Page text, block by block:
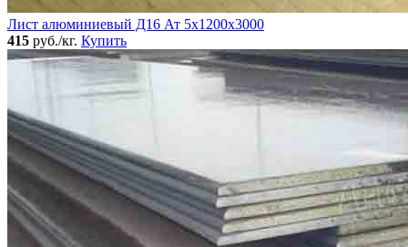
Лист алюминиевый Д16 Ат 5х1200х3000
415 руб./кг. Купить